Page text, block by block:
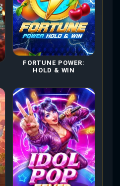
FORTUNE POWER:
HOLD & WIN